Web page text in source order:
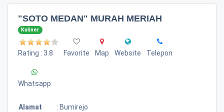
"SOTO MEDAN" MURAH MERIAH
Kuliner
Rating : 3.8 Favorite Map Website Telepon
Whatsapp
Alamat : Bumirejo